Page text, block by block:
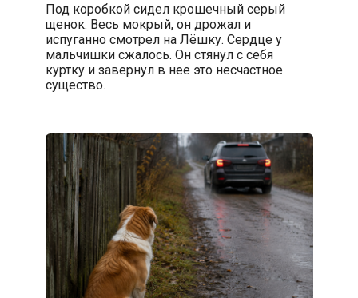
Под коробкой сидел крошечный серый
щенок. Весь мокрый, он дрожал и
испуганно смотрел на Лёшку. Сердце у
мальчишки сжалось. Он стянул с себя
куртку и завернул в нее это несчастное
существо.